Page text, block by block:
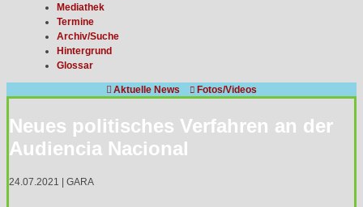
Mediathek
Termine
Archiv/Suche
Hintergrund
Glossar
 Aktuelle News  Fotos/Videos
Neues politisches Verfahren an der
Audiencia Nacional
24.07.2021 | GARA